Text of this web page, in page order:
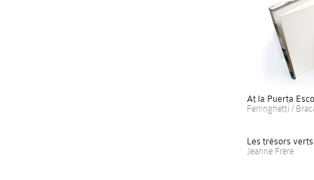
At la Puerta
Ferlinghetti /
Les trésors verts
Jeanne Frère